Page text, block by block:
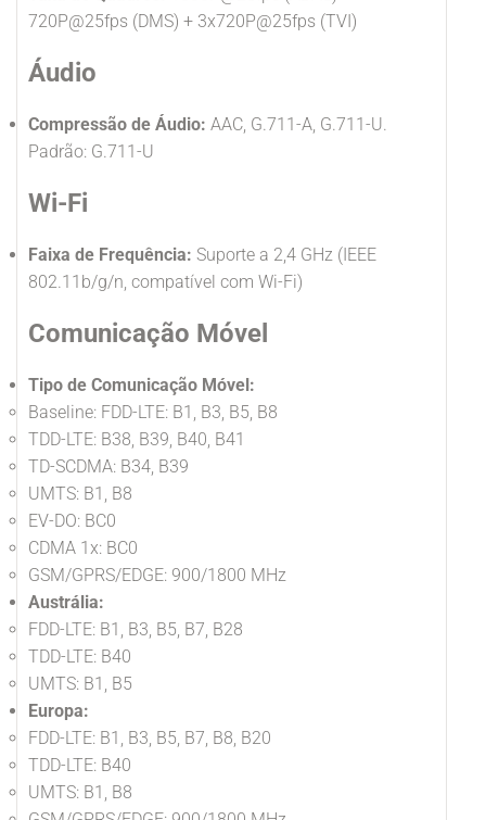
720P@25fps (DMS) + 3x720P@25fps (TVI)
Áudio
Compressão de Áudio: AAC, G.711-A, G.711-U.
Padrão: G.711-U
Wi-Fi
Faixa de Frequência: Suporte a 2,4 GHz (IEEE
802.11b/g/n, compatível com Wi-Fi)
Comunicação Móvel
Tipo de Comunicação Móvel:
Baseline: FDD-LTE: B1, B3, B5, B8
TDD-LTE: B38, B39, B40, B41
TD-SCDMA: B34, B39
UMTS: B1, B8
EV-DO: BC0
CDMA 1x: BC0
GSM/GPRS/EDGE: 900/1800 MHz
Austrália:
FDD-LTE: B1, B3, B5, B7, B28
TDD-LTE: B40
UMTS: B1, B5
Europa:
FDD-LTE: B1, B3, B5, B7, B8, B20
TDD-LTE: B40
UMTS: B1, B8